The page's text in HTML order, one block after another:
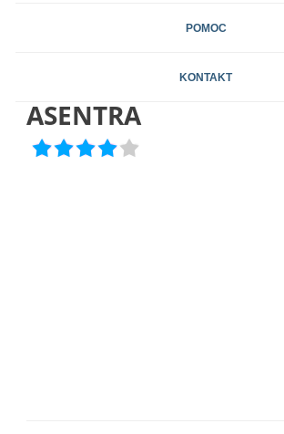
POMOC
KONTAKT
ASENTRA